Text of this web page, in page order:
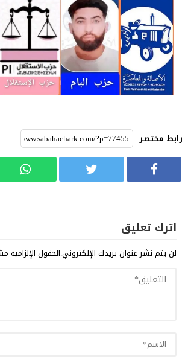
رابط مختصر
اترك تعليق
لن يتم نشر عنوان بريدك الإلكتروني.الحقول الإلزامية